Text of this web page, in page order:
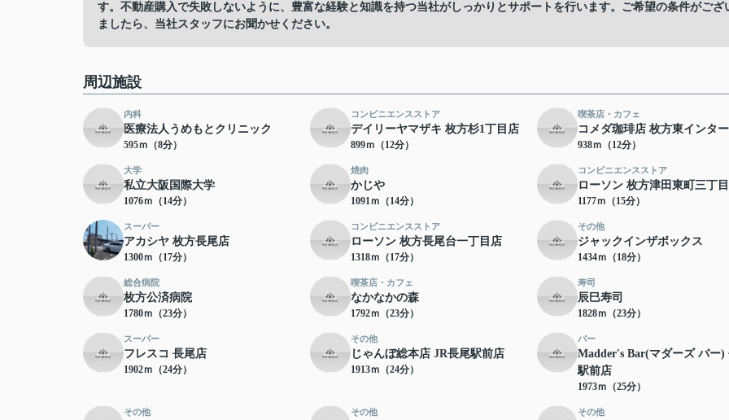
す。不動産購入で失敗しないように、豊富な経験と知識を持つ当社がしっかりとサポートを行います。ご希望の条件がござ
ましたら、当社スタッフにお聞かせください。
周辺施設
内科
医療法人うめもとクリニック
595ｍ（8分）
コンビニエンスストア
デイリーヤマザキ 枚方杉1丁目店
899ｍ（12分）
喫茶店・カフェ
コメダ珈琲店 枚方東インタ
938ｍ（12分）
大学
私立大阪国際大学
1076ｍ（14分）
焼肉
かじや
1091ｍ（14分）
コンビニエンスストア
ローソン 枚方津田東町三丁
1177ｍ（15分）
スーパー
アカシヤ 枚方長尾店
1300ｍ（17分）
コンビニエンスストア
ローソン 枚方長尾台一丁目店
1318ｍ（17分）
その他
ジャックインザボックス
1434ｍ（18分）
総合病院
枚方公済病院
1780ｍ（23分）
喫茶店・カフェ
なかなかの森
1792ｍ（23分）
寿司
辰巳寿司
1828ｍ（23分）
スーパー
フレスコ 長尾店
1902ｍ（24分）
その他
じゃんぼ総本店 JR長尾駅前店
1913ｍ（24分）
バー
Madder's Bar(マダーズ バー)
駅前店
1973ｍ（25分）
その他 その他 その他